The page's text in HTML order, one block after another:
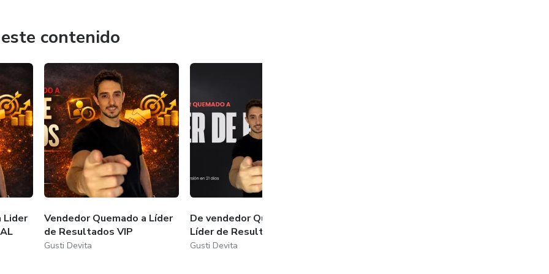
contenido
Lider
Vendedor Quemado a Líder
de Resultados VIP
Gusti Devita
De vendedor Quemado a
Líder de Resultados
Gusti Devita